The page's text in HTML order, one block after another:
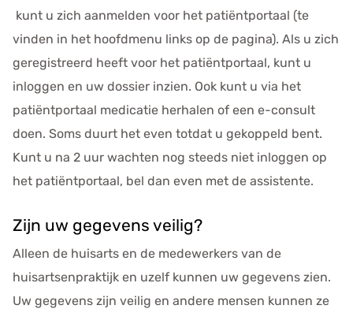
kunt u zich aanmelden voor het patiëntportaal (te
vinden in het hoofdmenu links op de pagina). Als u zich
geregistreerd heeft voor het patiëntportaal, kunt u
inloggen en uw dossier inzien. Ook kunt u via het
patiëntportaal medicatie herhalen of een e-consult
doen. Soms duurt het even totdat u gekoppeld bent.
Kunt u na 2 uur wachten nog steeds niet inloggen op
het patiëntportaal, bel dan even met de assistente.
Zijn uw gegevens veilig?
Alleen de huisarts en de medewerkers van de
huisartsenpraktijk en uzelf kunnen uw gegevens zien.
Uw gegevens zijn veilig en andere mensen kunnen ze